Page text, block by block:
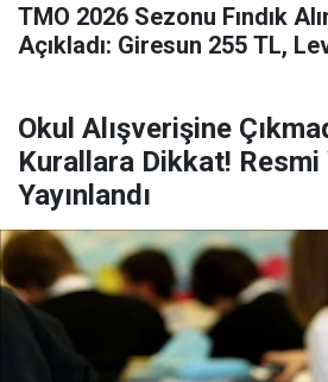
TMO 2026 Sezonu Fındık
Açıkladı: Giresun 255 TL,
Okul Alışverişine
Kurallara Dikkat!
Yayınlandı